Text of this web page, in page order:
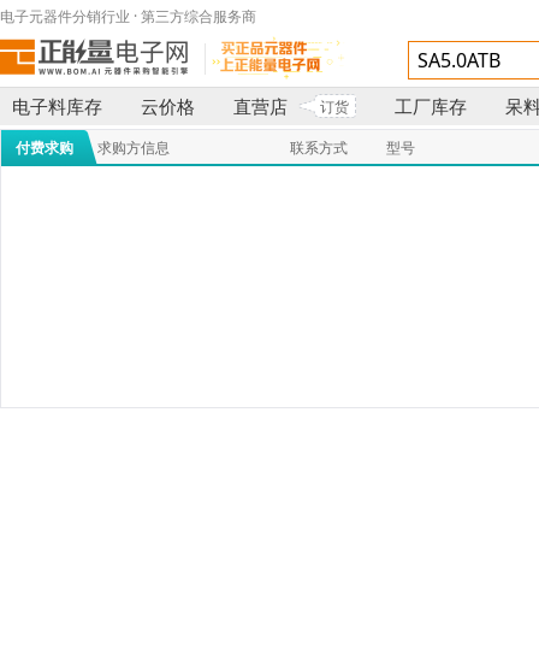
电子元器件分销行业 · 第三方综合服务商
电子料库存 云价格 直营店 订货 工厂库存 呆
付费求购 求购方信息 联系方式 型号